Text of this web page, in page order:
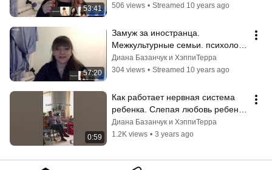
53:41
506 views • Streamed 10 years ago
57:20
Замуж за иностранца.
Межкультурные семьи. психолог
Диана Комлач
Диана Базанчук и ХэппиТерра
304 views • Streamed 10 years ago
0:59
Как работает нервная система
ребенка. Слепая любовь ребенка
- психолог Диана Комлач #shorts
Диана Базанчук и ХэппиТерра
1.2K views • 3 years ago